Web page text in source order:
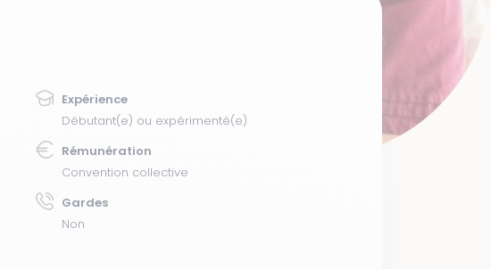
Expérience
Débutant(e) ou expérimenté(e)
Rémunération
Convention collective
Gardes
Non